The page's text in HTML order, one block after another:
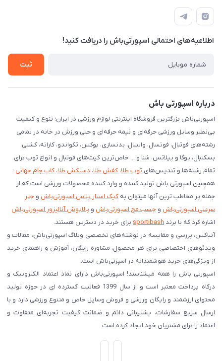
درخواست پشتیبانی جدید
مشاهده لیست تیکت‌ها
لیست کد رهگیری پستی
شرایط بازگردانی کالا
اطلاعیه‌های احتمالی اسپورتی‌باش را دریافت کنید!
ثبت
درباره اسپورتی باش
اسپورتی‌باش بزرگترین فروشگاه اینترنتی لوازم ورزشی در ایران؛ تنوع و کیفیت
بی‌نظیر وسایل ورزشی حرفه‌ای و نیمه حرفه‌ای و حتی ورزش در خانه در تمامی
رشته‌های فوتبال، فوتسال، والیبال، بدنسازی، بوکس، تکواندو، کاراته، کشتی،
بسکتبال، یوگا و پیلاتس، شنا و ... خاص‌ترین کیت‌های فوتبال و انواع توپ برای
تمام رشته‌ها و تندیس‌های توپ طلا، کفش طلا، دستکش طلا، کاپ جام جهانی ؛
همچنین اسپورتی باش تولید کننده و وارد کننده محصولات ورزشی است که از
جمله پر مخاطب ترین آنها میتوان به کیک استار پلاس اسپورتی‌باش و چتر
سرعتی اسپورتی‌باش و چسب مچ اسپورتی‌باش و بالاپوش آنالیزور اسپورتی‌باش
اشاره کرد که با برند sportibash برای خرید در دسترس هستند.
آنباکس، بررسی‌ و مقایسه در نوشته‌های تخصصی وبلاگ اسپورتی‌باش، مقالات و
ویدئوهای اختصاصی برای هر محصول، مشاوره رایگان، آموزش و راهنمای خرید
از ویژگی‌های خرید هوشمندانه در اسپرتی‌باش است.
اسپورتی‌ باش را همه میشناسند! اسپورتی‌باش دارای نماد اعتماد الکترونیک و
درگاه پرداخت معتبر است و از سال 1399 فعالیت گسترده ای در حوزه تولید
محتوای ارزشمند و رایگان ورزشی و فروش وسایل خاص و متنوع ورزشی دارد و با
ارسال سریع سفارشات، پشتیبانی دائم و ضمانت کیفیت تجربه‌ای متفاوت و
اعتماد را برای مشتریان خود ایجاد کرده است.